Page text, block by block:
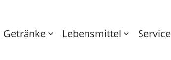
Getränke Lebensmittel Service